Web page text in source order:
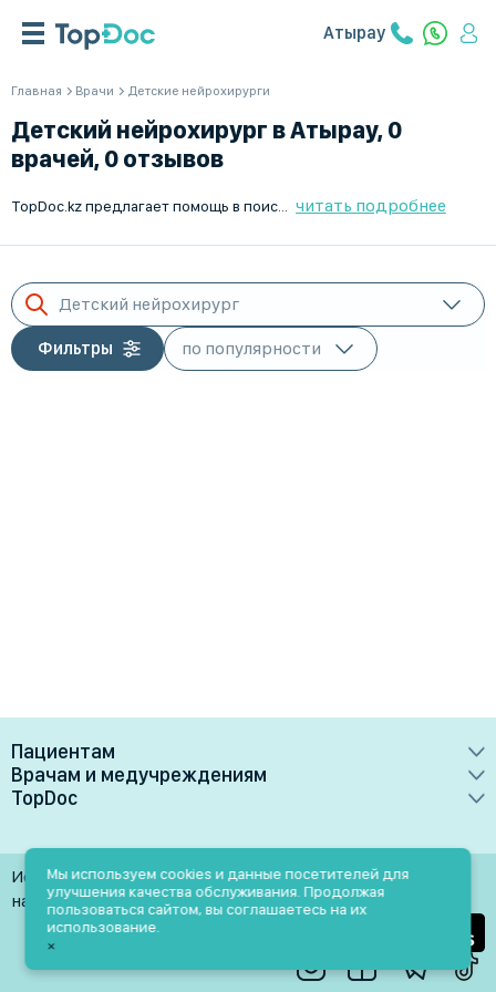
Атырау
Главная Врачи Детские нейрохирурги
Детский нейрохирург в Атырау, 0
врачей, 0 отзывов
читать подробнее
Детский нейрохирург
Фильтры
Пациентам
Врачи
Клиники
Лаборатории
Услуги
Блог
Акции и скидки
Врачам и медучреждениям
Преимущества
Медучреждениям
Врачам
TopDoc
Контакты
Помощь
Использование материалов разрешено только при
наличии активной ссылки на источник
Мы используем cookies и данные посетителей для
улучшения качества обслуживания. Продолжая
пользоваться сайтом, вы соглашаетесь на их
использование.
×